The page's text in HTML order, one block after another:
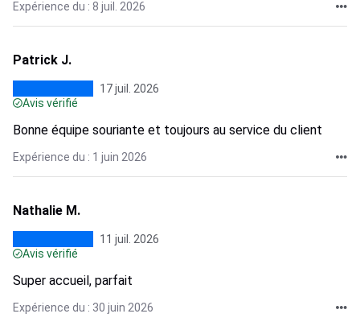
Expérience du : 8 juil. 2026
Patrick J.
17 juil. 2026
Avis vérifié
Bonne équipe souriante et toujours au service du client
Expérience du : 1 juin 2026
Nathalie M.
11 juil. 2026
Avis vérifié
Super accueil, parfait
Expérience du : 30 juin 2026